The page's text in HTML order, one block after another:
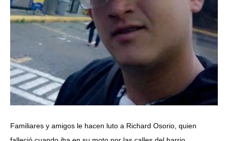
Familiares y amigos le hacen luto a Richard Osorio, quien